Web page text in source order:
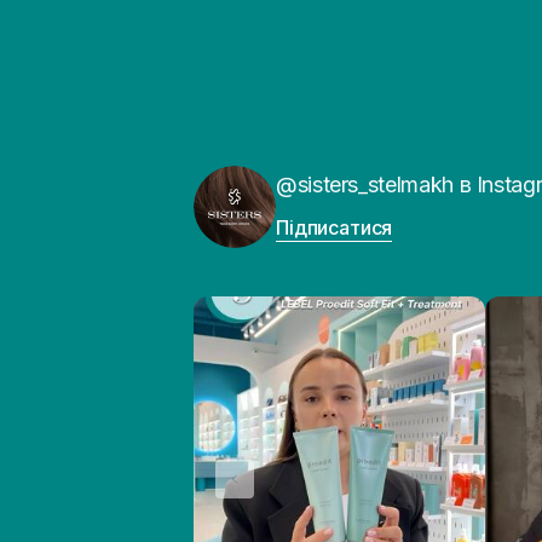
@sisters_stelmakh в
Підписатися